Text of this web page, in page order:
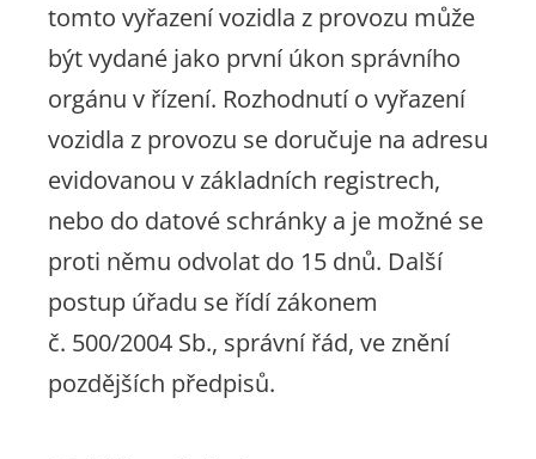
tomto vyřazení vozidla z provozu může
být vydané jako první úkon správního
orgánu v řízení. Rozhodnutí o vyřazení
vozidla z provozu se doručuje na adresu
evidovanou v základních registrech,
nebo do datové schránky a je možné se
proti němu odvolat do 15 dnů. Další
postup úřadu se řídí zákonem
č. 500/2004 Sb., správní řád, ve znění
pozdějších předpisů.